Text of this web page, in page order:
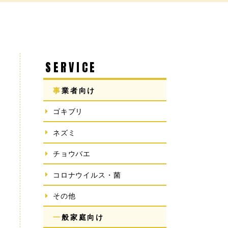
SERVICE
事業者向け
ゴキブリ
ネズミ
チョウバエ
コロナウイルス・菌
その他
一般家庭向け